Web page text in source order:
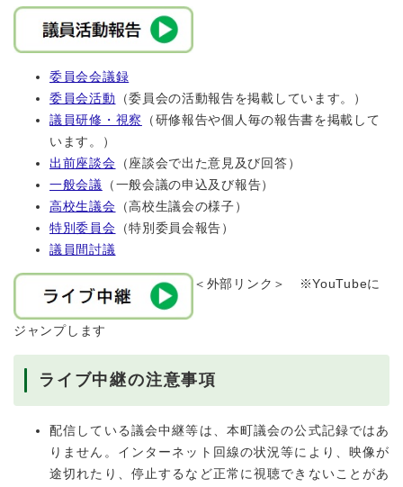
委員会会議録
委員会活動 （委員会の活動報告を掲載しています。）
議員研修・視察
（研修報告や個人毎の報告書を掲載して
います。）
出前座談会 （座談会で出た意見及び回答）
一般会議 （一般会議の申込及び報告）
高校生議会 （高校生議会の様子）
特別委員会 （特別委員会報告）
議員間討議
＜外部リンク＞ ※YouTubeに
ジャンプします
ライブ中継の注意事項
配信している議会中継等は、本町議会の公式記録ではあ
りません。インターネット回線の状況等により、映像が
途切れたり、停止するなど正常に視聴できないことがあ